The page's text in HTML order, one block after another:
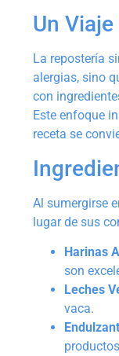
Un
La repostería
alergias, sino
con
Este enfoque
receta se
Al sumergirse
lugar de sus
Harinas
son
Leches
vaca.